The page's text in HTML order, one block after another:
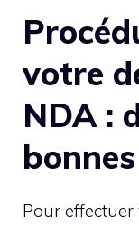
votre
NDA :
Pour